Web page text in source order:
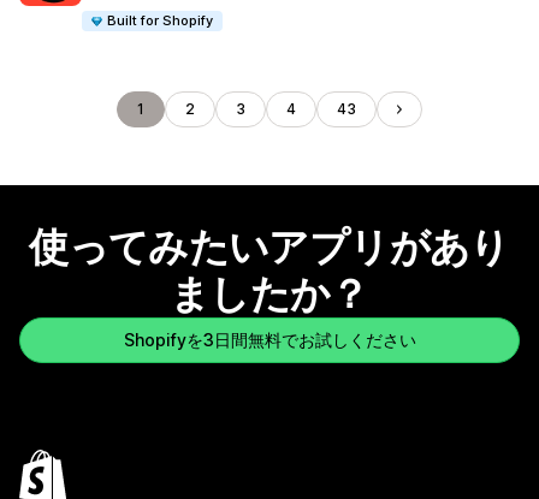
Built for Shopify
1 2 3 4 43
使ってみたいアプリがあり
ましたか？
Shopifyを3日間無料でお試しください